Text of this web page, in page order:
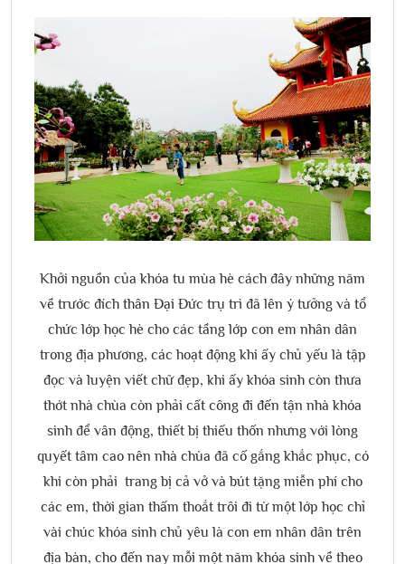
Khởi nguồn của khóa tu mùa hè cách đây những năm
về trước đích thân Đại Đức trụ trì đã lên ý tưởng và tổ
chức lớp học hè cho các tầng lớp con em nhân dân
trong địa phương, các hoạt động khi ấy chủ yếu là tập
đọc và luyện viết chữ đẹp, khi ấy khóa sinh còn thưa
thớt nhà chùa còn phải cất công đi đến tận nhà khóa
sinh để vân động, thiết bị thiếu thốn nhưng với lòng
quyết tâm cao nên nhà chùa đã cố gắng khắc phục, có
khi còn phải trang bị cả vở và bút tặng miễn phí cho
các em, thời gian thấm thoắt trôi đi từ một lớp học chỉ
vài chúc khóa sinh chủ yêu là con em nhân dân trên
địa bàn, cho đến nay mỗi một năm khóa sinh về theo